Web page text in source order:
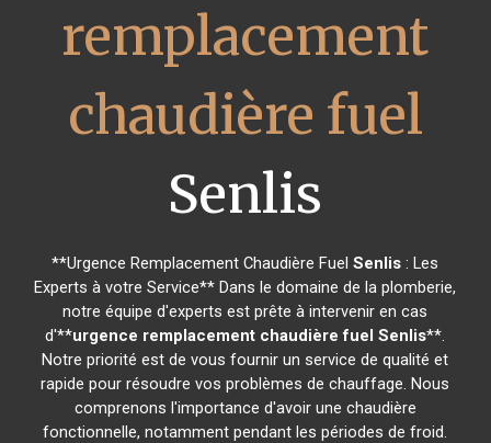
remplacement
chaudière fuel
Senlis
**Urgence Remplacement Chaudière FuelSenlis : Les
Experts à votre Service** Dans le domaine de la plomberie,
notre équipe d'experts est prête à intervenir en cas
d'**urgence remplacement chaudière fuel Senlis**.
Notre priorité est de vous fournir un service de qualité et
rapide pour résoudre vos problèmes de chauffage. Nous
comprenons l'importance d'avoir une chaudière
fonctionnelle, notamment pendant les périodes de froid.